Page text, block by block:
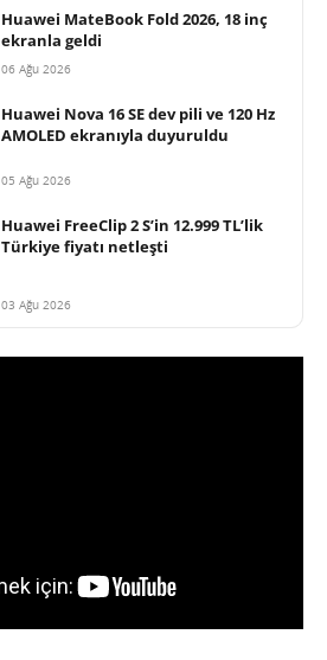
Huawei MateBook Fold 2026, 18 inç
ekranla geldi
06 Ağu 2026
Huawei Nova 16 SE dev pili ve 120 Hz
AMOLED ekranıyla duyuruldu
05 Ağu 2026
Huawei FreeClip 2 S’in 12.999 TL’lik
Türkiye fiyatı netleşti
03 Ağu 2026